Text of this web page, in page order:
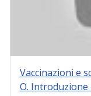
Vaccinazioni e
O. Introduzione